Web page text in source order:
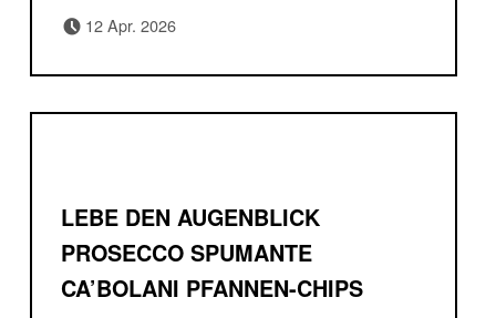
12 Apr. 2026
LEBE DEN AUGENBLICK
PROSECCO SPUMANTE
CA’BOLANI PFANNEN-CHIPS